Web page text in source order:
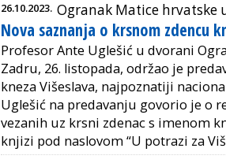
26.10.2023. Ogranak Matice hrvatske
Nova saznanja o krsnom zdencu
Profesor Ante Uglešić u dvorani
Zadru, 26. listopada, održao je
kneza Višeslava, najpoznatiji
Uglešić na predavanju govorio je o
vezanih uz krsni zdenac s imenom
knjizi pod naslovom “U potrazi za